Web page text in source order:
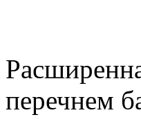
перечнем